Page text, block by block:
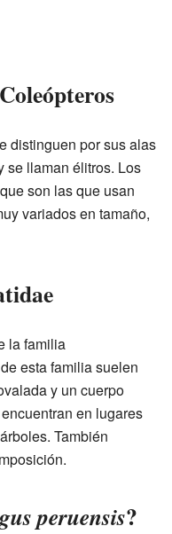
distinguen por sus alas
se llaman élitros. Los
son las que usan
variados en tamaño,
la familia
esta familia suelen
y un cuerpo
en lugares
También
peruensis?